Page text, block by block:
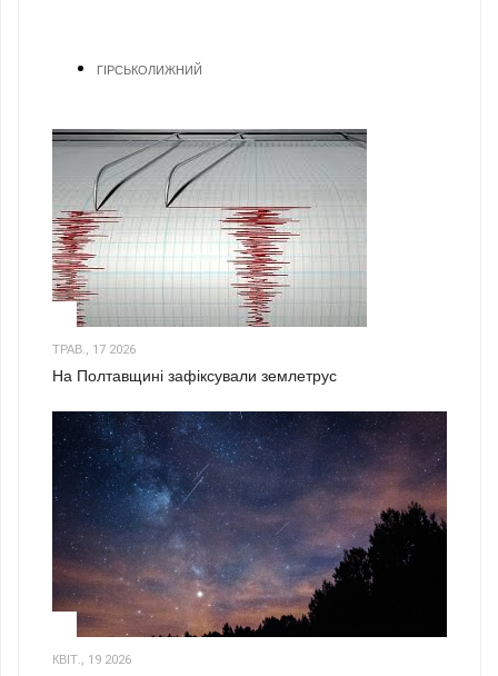
ГІРСЬКОЛИЖНИЙ
ТРАВ., 17 2026
На Полтавщині зафіксували землетрус
КВІТ., 19 2026